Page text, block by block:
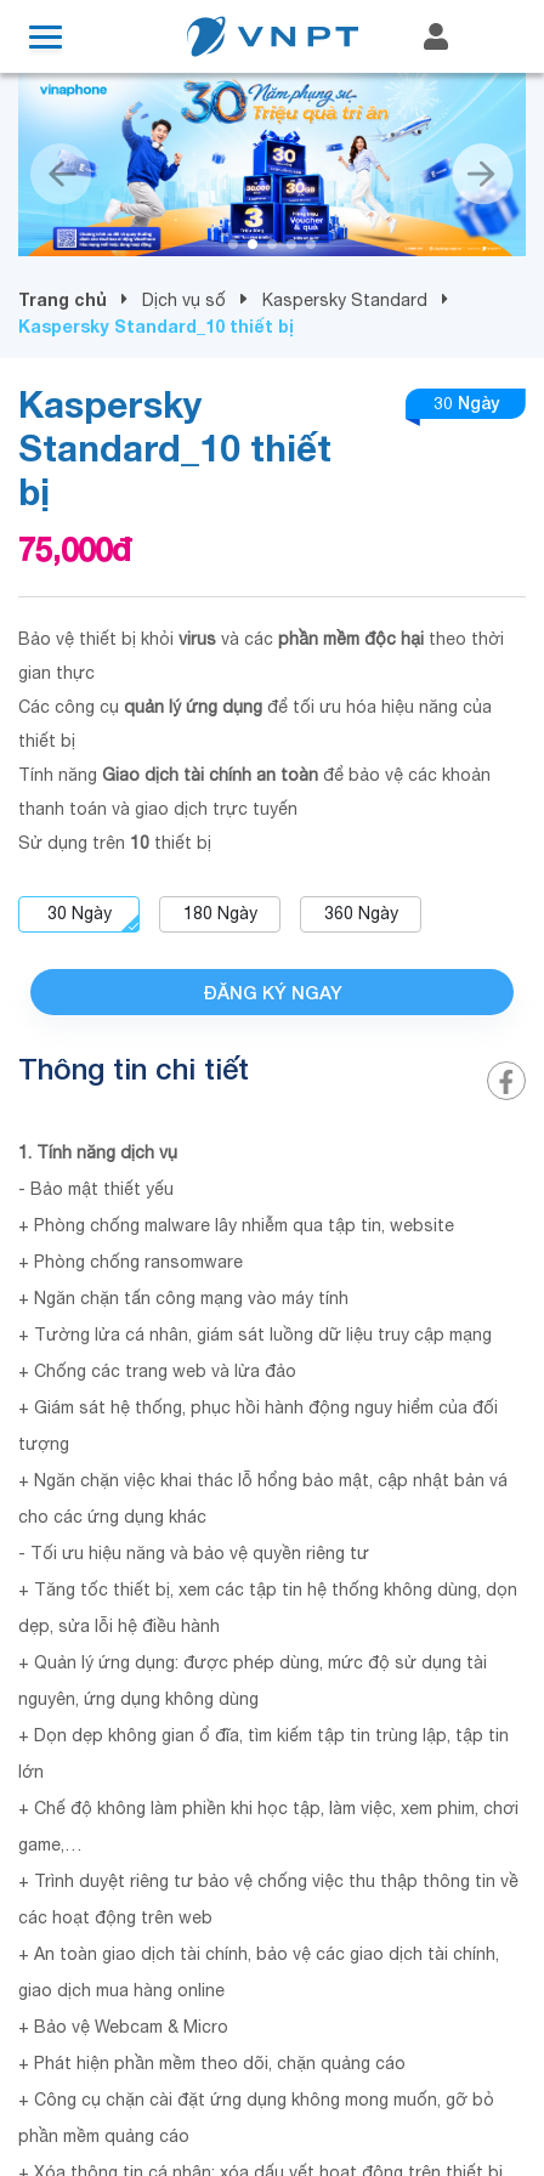
Trang chủ Dịch vụ số Kaspersky Standard
Kaspersky Standard_10 thiết bị
Kaspersky
Standard_10 thiết
bị
30 Ngày
75,000đ
Bảo vệ thiết bị khỏi virus và các phần mềm độc hại theo thời
gian thực
Các công cụ quản lý ứng dụng để tối ưu hóa hiệu năng của
thiết bị
Tính năng Giao dịch tài chính an toàn để bảo vệ các khoản
thanh toán và giao dịch trực tuyến
Sử dụng trên 10 thiết bị
30 Ngày 180 Ngày 360 Ngày
ĐĂNG KÝ NGAY
Thông tin chi tiết
1. Tính năng dịch vụ
- Bảo mật thiết yếu
+ Phòng chống malware lây nhiễm qua tập tin, website
+ Phòng chống ransomware
+ Ngăn chặn tấn công mạng vào máy tính
+ Tường lửa cá nhân, giám sát luồng dữ liệu truy cập mạng
+ Chống các trang web và lừa đảo
+ Giám sát hệ thống, phục hồi hành động nguy hiểm của đối
tượng
+ Ngăn chặn việc khai thác lỗ hổng bảo mật, cập nhật bản vá
cho các ứng dụng khác
- Tối ưu hiệu năng và bảo vệ quyền riêng tư
+ Tăng tốc thiết bị, xem các tập tin hệ thống không dùng, dọn
dẹp, sửa lỗi hệ điều hành
+ Quản lý ứng dụng: được phép dùng, mức độ sử dụng tài
nguyên, ứng dụng không dùng
+ Dọn dẹp không gian ổ đĩa, tìm kiếm tập tin trùng lập, tập tin
lớn
+ Chế độ không làm phiền khi học tập, làm việc, xem phim, chơi
game,…
+ Trình duyệt riêng tư bảo vệ chống việc thu thập thông tin về
các hoạt động trên web
+ An toàn giao dịch tài chính, bảo vệ các giao dịch tài chính,
giao dịch mua hàng online
+ Bảo vệ Webcam & Micro
+ Phát hiện phần mềm theo dõi, chặn quảng cáo
+ Công cụ chặn cài đặt ứng dụng không mong muốn, gỡ bỏ
phần mềm quảng cáo
+ Xóa thông tin cá nhân: xóa dấu vết hoạt động trên thiết bị